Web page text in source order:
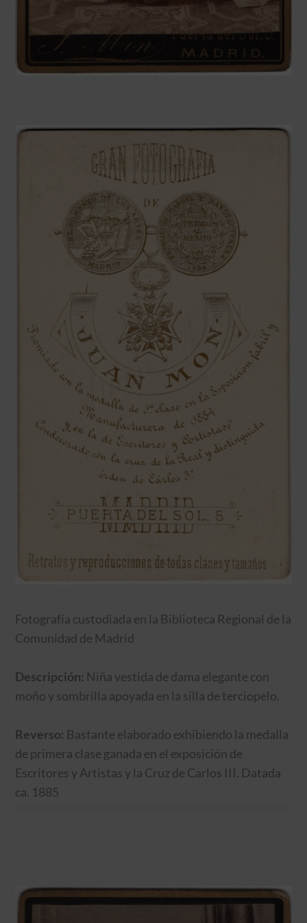
Fotografía custodiada en la Biblioteca Regional de la
Comunidad de Madrid
Descripción: Niña vestida de dama elegante con
moño y sombrilla apoyada en la silla de terciopelo.
Reverso: Bastante elaborado exhibiendo la medalla
de primera clase ganada en el exposición de
Escritores y Artistas y la Cruz de Carlos III. Datada
ca. 1885